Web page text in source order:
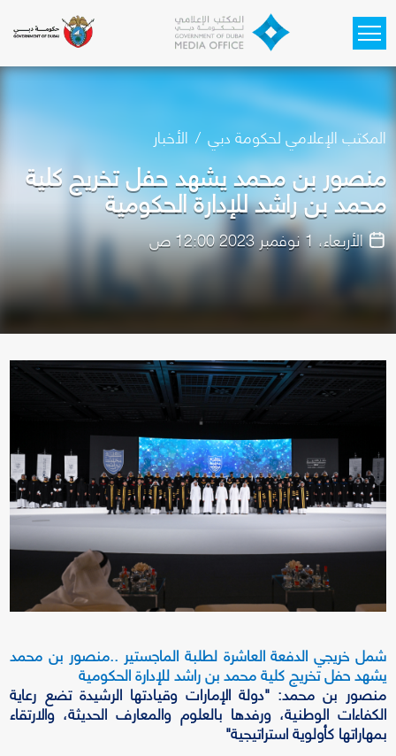
المكتب الإعلامي لحكومة دبي الأخبار
منصور بن محمد يشهد حفل تخريج كلية
محمد بن راشد للإدارة الحكومية
الأربعاء، 1 نوفمبر 2023 12:00 ص
شمل خريجي الدفعة العاشرة لطلبة الماجستير ..منصور بن محمد
يشهد حفل تخريج كلية محمد بن راشد للإدارة الحكومية
منصور بن محمد: "دولة الإمارات وقيادتها الرشيدة تضع رعاية
الكفاءات الوطنية، ورفدها بالعلوم والمعارف الحديثة، والارتقاء
بمهاراتها كأولوية استراتيجية"